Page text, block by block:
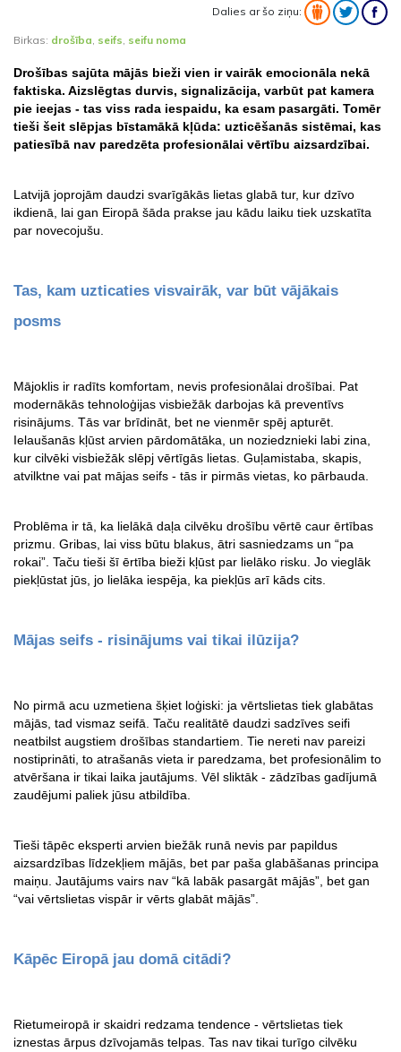
Dalies ar šo ziņu:
Birkas: drošība, seifs, seifu noma
Drošības sajūta mājās bieži vien ir vairāk emocionāla nekā
faktiska. Aizslēgtas durvis, signalizācija, varbūt pat kamera
pie ieejas - tas viss rada iespaidu, ka esam pasargāti. Tomēr
tieši šeit slēpjas bīstamākā kļūda: uzticēšanās sistēmai, kas
patiesībā nav paredzēta profesionālai vērtību aizsardzībai.
Latvijā joprojām daudzi svarīgākās lietas glabā tur, kur dzīvo
ikdienā, lai gan Eiropā šāda prakse jau kādu laiku tiek uzskatīta
par novecojušu.
Tas, kam uzticaties visvairāk, var būt vājākais
posms
Mājoklis ir radīts komfortam, nevis profesionālai drošībai. Pat
modernākās tehnoloģijas visbiežāk darbojas kā preventīvs
risinājums. Tās var brīdināt, bet ne vienmēr spēj apturēt.
Ielaušanās kļūst arvien pārdomātāka, un noziedznieki labi zina,
kur cilvēki visbiežāk slēpj vērtīgās lietas. Guļamistaba, skapis,
atvilktne vai pat mājas seifs - tās ir pirmās vietas, ko pārbauda.
Problēma ir tā, ka lielākā daļa cilvēku drošību vērtē caur ērtības
prizmu. Gribas, lai viss būtu blakus, ātri sasniedzams un “pa
rokai”. Taču tieši šī ērtība bieži kļūst par lielāko risku. Jo vieglāk
piekļūstat jūs, jo lielāka iespēja, ka piekļūs arī kāds cits.
Mājas seifs - risinājums vai tikai ilūzija?
No pirmā acu uzmetiena šķiet loģiski: ja vērtslietas tiek glabātas
mājās, tad vismaz seifā. Taču realitātē daudzi sadzīves seifi
neatbilst augstiem drošības standartiem. Tie nereti nav pareizi
nostiprināti, to atrašanās vieta ir paredzama, bet profesionālim to
atvēršana ir tikai laika jautājums. Vēl sliktāk - zādzības gadījumā
zaudējumi paliek jūsu atbildība.
Tieši tāpēc eksperti arvien biežāk runā nevis par papildus
aizsardzības līdzekļiem mājās, bet par paša glabāšanas principa
maiņu. Jautājums vairs nav “kā labāk pasargāt mājās”, bet gan
“vai vērtslietas vispār ir vērts glabāt mājās”.
Kāpēc Eiropā jau domā citādi?
Rietumeiropā ir skaidri redzama tendence - vērtslietas tiek
iznestas ārpus dzīvojamās telpas. Tas nav tikai turīgo cilvēku